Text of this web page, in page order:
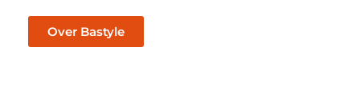
Over Bastyle